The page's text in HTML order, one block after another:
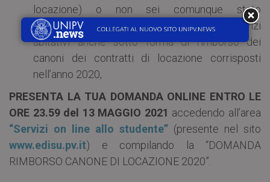
locazione) o non sei comunque stato
beneficiario di contributi economici per servizi
abitativi anche sotto forma di rimborso dei
canoni dei contratti di locazione corrisposti
nell’anno 2020,
PRESENTA LA TUA DOMANDA ONLINE ENTRO LE
ORE 23.59 del 13 MAGGIO 2021 accedendo all’area
“Servizi on line allo studente” (presente nel sito
www.edisu.pv.it) e compilando la “DOMANDA
RIMBORSO CANONE DI LOCAZIONE 2020”.